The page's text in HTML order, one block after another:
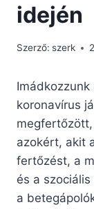
idején
Szerző: szerk
koronavírus
megfertőzött,
azokért, akit
fertőzést, a
és a
a